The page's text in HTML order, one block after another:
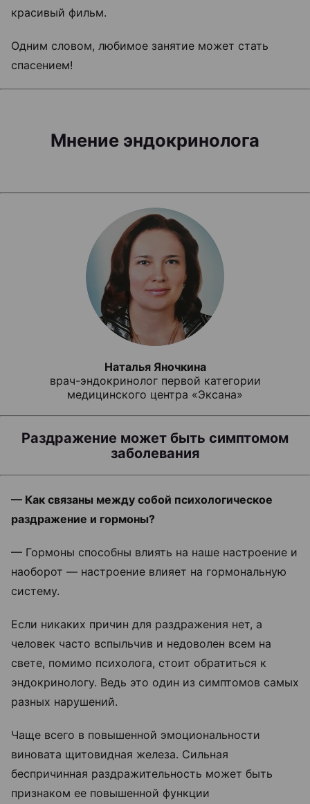
красивый фильм.
Одним словом, любимое занятие может стать
спасением!
Мнение эндокринолога
Наталья Яночкина
врач-эндокринолог первой категории
медицинского центра «Эксана»
Раздражение может быть симптомом
заболевания
— Как связаны между собой психологическое
раздражение и гормоны?
— Гормоны способны влиять на наше настроение и
наоборот — настроение влияет на гормональную
систему.
Если никаких причин для раздражения нет, а
человек часто вспыльчив и недоволен всем на
свете, помимо психолога, стоит обратиться к
эндокринологу. Ведь это один из симптомов самых
разных нарушений.
Чаще всего в повышенной эмоциональности
виновата щитовидная железа. Сильная
беспричинная раздражительность может быть
признаком ее повышенной функции